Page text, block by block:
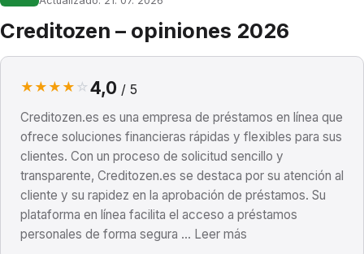
Creditozen – opiniones 2026
★ ★ ★ ★ ☆ 4,0 / 5
Creditozen.es es una empresa de préstamos en línea que
ofrece soluciones financieras rápidas y flexibles para sus
clientes. Con un proceso de solicitud sencillo y
transparente, Creditozen.es se destaca por su atención al
cliente y su rapidez en la aprobación de préstamos. Su
plataforma en línea facilita el acceso a préstamos
personales de forma segura ... Leer más